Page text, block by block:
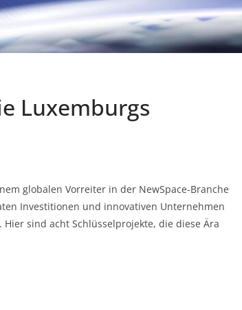
Luxemburgs
globalen Vorreiter in der NewSpace-Branche
Investitionen und innovativen Unternehmen
sind acht Schlüsselprojekte, die diese Ära